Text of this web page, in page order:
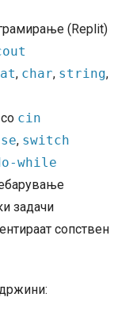
(Replit)
, char, string,
cin
, switch
while
задачи
сопствен